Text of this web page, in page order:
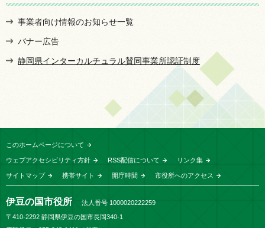
事業者向け情報のお知らせ一覧
バナー広告
静岡県インターカルチュラル賛同事業所認証制度
このホームページについて
ウェブアクセシビリティ方針 RSS配信について リンク集
サイトマップ 携帯サイト 開庁時間 市役所へのアクセス
伊豆の国市役所
法人番号 1000020222259
〒410-2292 静岡県伊豆の国市長岡340-1